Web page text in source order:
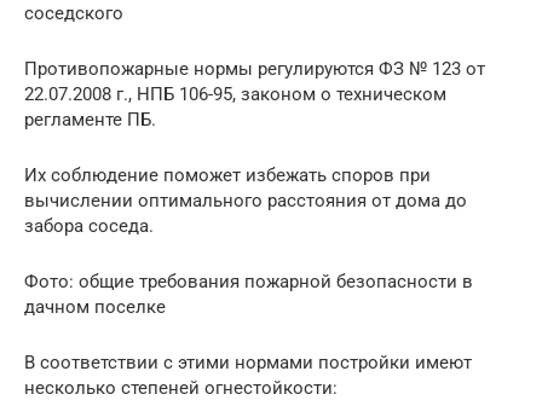
соседского
Противопожарные нормы регулируются ФЗ № 123 от
22.07.2008 г., НПБ 106-95, законом о техническом
регламенте ПБ.
Их соблюдение поможет избежать споров при
вычислении оптимального расстояния от дома до
забора соседа.
Фото: общие требования пожарной безопасности в
дачном поселке
В соответствии с этими нормами постройки имеют
несколько степеней огнестойкости: